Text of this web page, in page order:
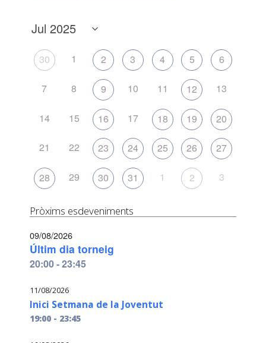
30 1 2 3 4 5 6
7 8 9 10 11 12 13
14 15 16 17 18 19 20
21 22 23 24 25 26 27
28 29 30 31 1 2 3
Pròxims esdeveniments
09/08/2026
Últim dia torneig
20:00 - 23:45
11/08/2026
Inici Setmana de la Joventut
19:00 - 23:45